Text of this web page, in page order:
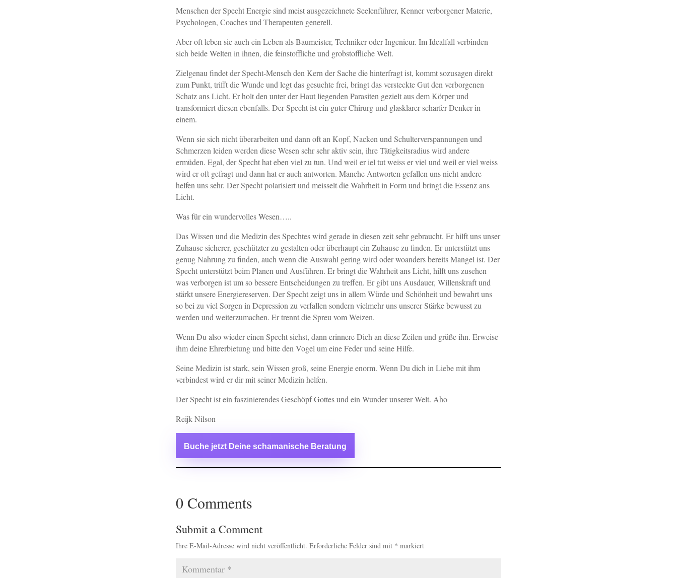
Menschen der Specht Energie sind meist ausgezeichnete Seelenführer, Kenner verborgener Materie,
Psychologen, Coaches und Therapeuten generell.
Aber oft leben sie auch ein Leben als Baumeister, Techniker oder Ingenieur. Im Idealfall verbinden
sich beide Welten in ihnen, die feinstoffliche und grobstoffliche Welt.
Zielgenau findet der Specht-Mensch den Kern der Sache die hinterfragt ist, kommt sozusagen direkt
zum Punkt, trifft die Wunde und legt das gesuchte frei, bringt das versteckte Gut den verborgenen
Schatz ans Licht. Er holt den unter der Haut liegenden Parasiten gezielt aus dem Körper und
transformiert diesen ebenfalls. Der Specht ist ein guter Chirurg und glasklarer scharfer Denker in
einem.
Wenn sie sich nicht überarbeiten und dann oft an Kopf, Nacken und Schulterverspannungen und
Schmerzen leiden werden diese Wesen sehr sehr aktiv sein, ihre Tätigkeitsradius wird andere
ermüden. Egal, der Specht hat eben viel zu tun. Und weil er iel tut weiss er viel und weil er viel weiss
wird er oft gefragt und dann hat er auch antworten. Manche Antworten gefallen uns nicht andere
helfen uns sehr. Der Specht polarisiert und meisselt die Wahrheit in Form und bringt die Essenz ans
Licht.
Was für ein wundervolles Wesen…..
Das Wissen und die Medizin des Spechtes wird gerade in diesen zeit sehr gebraucht. Er hilft uns unser
Zuhause sicherer, geschützter zu gestalten oder überhaupt ein Zuhause zu finden. Er unterstützt uns
genug Nahrung zu finden, auch wenn die Auswahl gering wird oder woanders bereits Mangel ist. Der
Specht unterstützt beim Planen und Ausführen. Er bringt die Wahrheit ans Licht, hilft uns zusehen
was verborgen ist um so bessere Entscheidungen zu treffen. Er gibt uns Ausdauer, Willenskraft und
stärkt unsere Energiereserven. Der Specht zeigt uns in allem Würde und Schönheit und bewahrt uns
so bei zu viel Sorgen in Depression zu verfallen sondern vielmehr uns unserer Stärke bewusst zu
werden und weiterzumachen. Er trennt die Spreu vom Weizen.
Wenn Du also wieder einen Specht siehst, dann erinnere Dich an diese Zeilen und grüße ihn. Erweise
ihm deine Ehrerbietung und bitte den Vogel um eine Feder und seine Hilfe.
Seine Medizin ist stark, sein Wissen groß, seine Energie enorm. Wenn Du dich in Liebe mit ihm
verbindest wird er dir mit seiner Medizin helfen.
Der Specht ist ein faszinierendes Geschöpf Gottes und ein Wunder unserer Welt. Aho
Reijk Nilson
Buche jetzt Deine schamanische Beratung
0 Comments
Submit a Comment
Ihre E-Mail-Adresse wird nicht veröffentlicht. Erforderliche Felder sind mit * markiert